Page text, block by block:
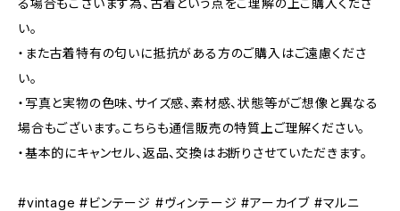
る場合もございます為、古着という点をご理解の上ご購入くださ
い。
・また古着特有の匂いに抵抗がある方のご購入はご遠慮くださ
い。
・写真と実物の色味、サイズ感、素材感、状態等がご想像と異なる
場合もございます。こちらも通信販売の特質上ご理解ください。
・基本的にキャンセル、返品、交換はお断りさせていただきます。
#vintage #ビンテージ #ヴィンテージ #アーカイブ #マルニ